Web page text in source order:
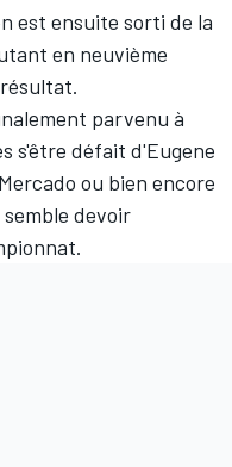
est ensuite sorti de la
en neuvième
parvenu à
s'être défait d'Eugene
ou bien encore
devoir